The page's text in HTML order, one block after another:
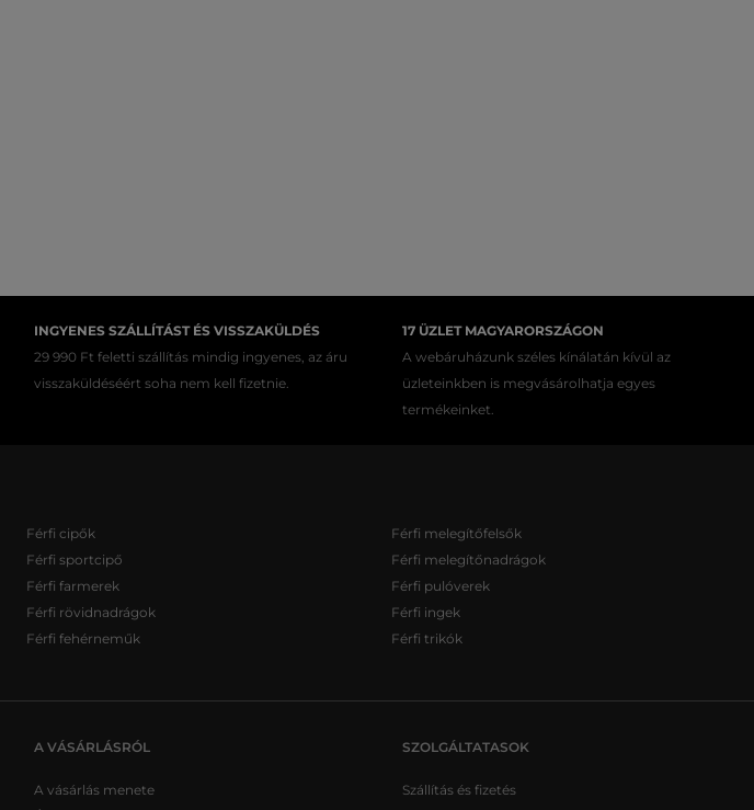
INGYENES SZÁLLÍTÁST ÉS VISSZAKÜLDÉS
29 990 Ft feletti szállítás mindig ingyenes, az áru
visszaküldéséért soha nem kell fizetnie.
17 ÜZLET MAGYARORSZÁGON
A webáruházunk széles kínálatán kívül az
üzleteinkben is megvásárolhatja egyes
termékeinket.
Férfi cipők
Férfi sportcipő
Férfi farmerek
Férfi rövidnadrágok
Férfi fehérneműk
Férfi melegítőfelsők
Férfi melegítőnadrágok
Férfi pulóverek
Férfi ingek
Férfi trikók
A VÁSÁRLÁSRÓL
A vásárlás menete
SZOLGÁLTATASOK
Szállítás és fizetés